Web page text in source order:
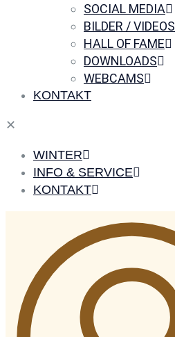
SOCIAL MEDIA
BILDER / VIDEOS
HALL OF FAME
DOWNLOADS
WEBCAMS
KONTAKT
✕
WINTER
INFO & SERVICE
KONTAKT